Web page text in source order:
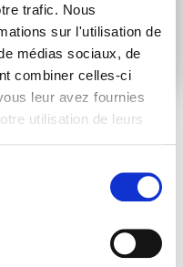
trafic. Nous
sur l'utilisation de
médias sociaux, de
combiner celles-ci
leur avez fournies
utilisation de leurs